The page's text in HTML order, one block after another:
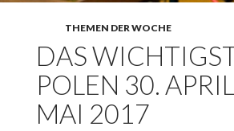
THEMEN DER WOCHE
DAS
POLEN 30.
MAI 2017